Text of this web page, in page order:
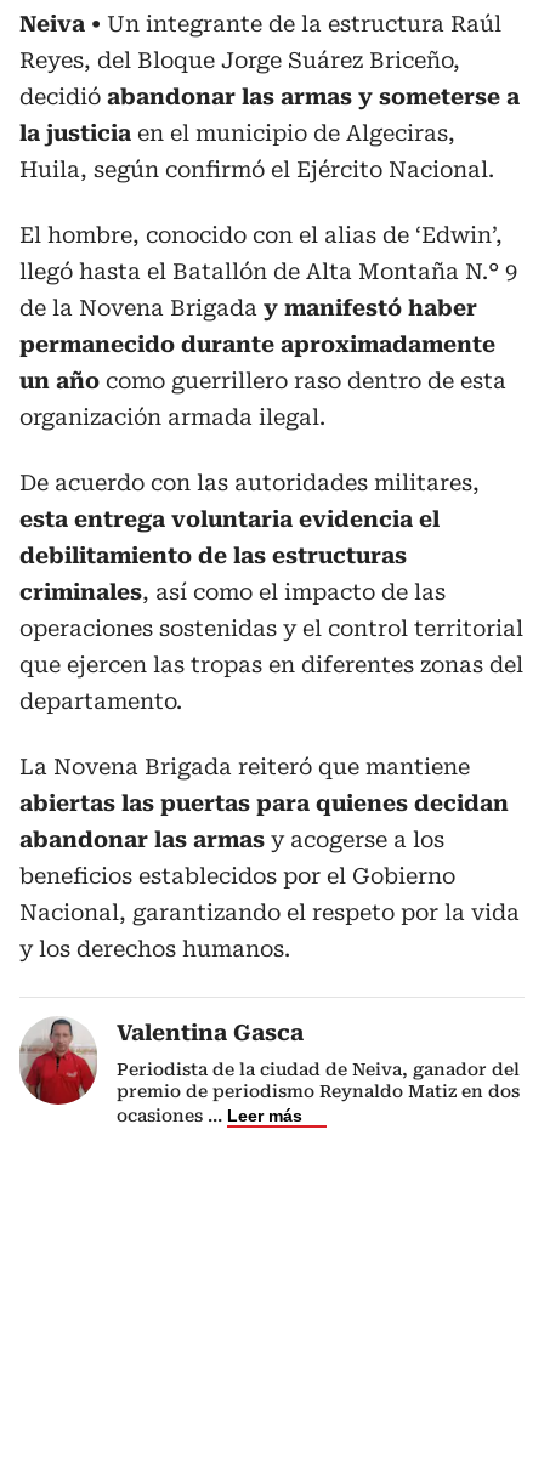
Neiva
Un integrante de la estructura Raúl
Reyes, del Bloque Jorge Suárez Briceño,
decidió abandonar las armas y someterse a
la justicia en el municipio de Algeciras,
Huila, según confirmó el Ejército Nacional.
El hombre, conocido con el alias de ‘Edwin’,
llegó hasta el Batallón de Alta Montaña N.° 9
de la Novena Brigada y manifestó haber
permanecido durante aproximadamente
un año como guerrillero raso dentro de esta
organización armada ilegal.
De acuerdo con las autoridades militares,
esta entrega voluntaria evidencia el
debilitamiento de las estructuras
criminales, así como el impacto de las
operaciones sostenidas y el control territorial
que ejercen las tropas en diferentes zonas del
departamento.
La Novena Brigada reiteró que mantiene
abiertas las puertas para quienes decidan
abandonar las armas y acogerse a los
beneficios establecidos por el Gobierno
Nacional, garantizando el respeto por la vida
y los derechos humanos.
Valentina Gasca
Periodista de la ciudad de Neiva, ganador del
premio de periodismo Reynaldo Matiz en dos
ocasiones ... Leer más